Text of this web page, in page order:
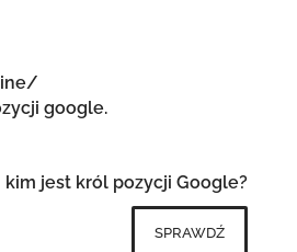
google.
kim jest król pozycji Google?
sprawdź